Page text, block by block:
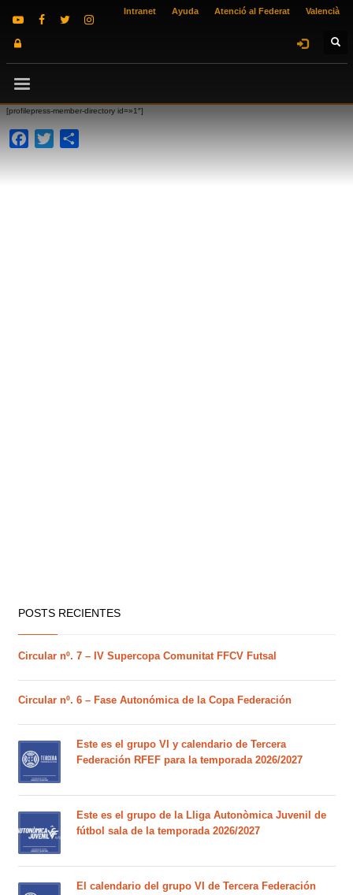
Intranet Ayuda Atenció al Federat Valencià
[profilepress-member-directory id=»1″]
Facebook
Twitter
POSTS RECIENTES
Circular nº. 7 – IV Supercopa Comunitat FFCV Futsal
Circular nº. 6 – Fase Autonómica de la Copa Federación
Este es el grupo VI y calendario de Tercera
Federación RFEF para la temporada 2026/2027
Este es el grupo de la Lliga Autonòmica Juvenil de
fútbol sala de la temporada 2026/2027
El calendario del grupo VI de Tercera Federación